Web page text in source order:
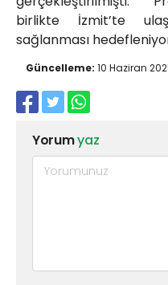
birlikte İzmit’te
sağlanması
Güncelleme: 10 Haziran
Yorumyaz